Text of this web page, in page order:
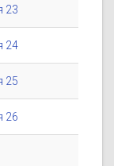
23
24
25
26